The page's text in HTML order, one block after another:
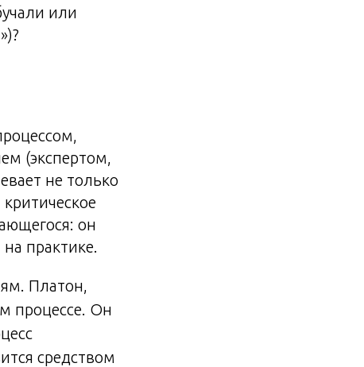
или
(экспертом,
не только
он
практике.
Платон,
процессе. Он
средством